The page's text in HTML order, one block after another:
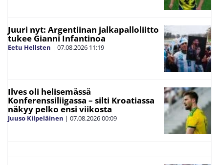
Juuri nyt: Argentiinan jalkapalloliitto
tukee Gianni Infantinoa
Eetu Hellsten | 07.08.2026 11:19
Ilves oli helisemässä
Konferenssiliigassa – silti Kroatiassa
näkyy pelko ensi viikosta
Juuso Kilpeläinen | 07.08.202600:09